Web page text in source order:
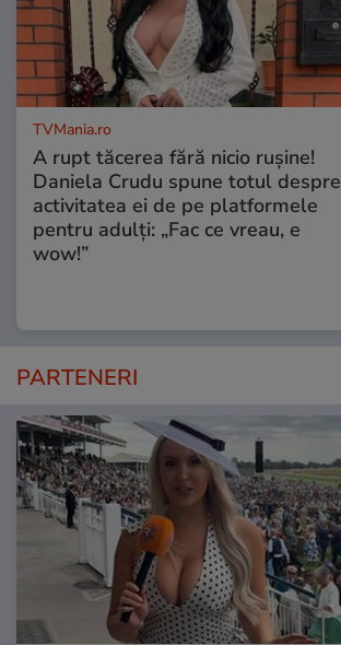
TVMania.ro
A rupt tăcerea fără nicio rușine!
Daniela Crudu spune totul despre
activitatea ei de pe platformele
pentru adulți: „Fac ce vreau, e
wow!”
PARTENERI